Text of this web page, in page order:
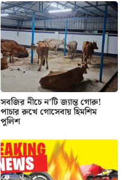
সবজির নীচে ন’টি জ্যান্ত গোরু!
পাচার রুখে গোসেবায় হিমশিম
পুলিশ